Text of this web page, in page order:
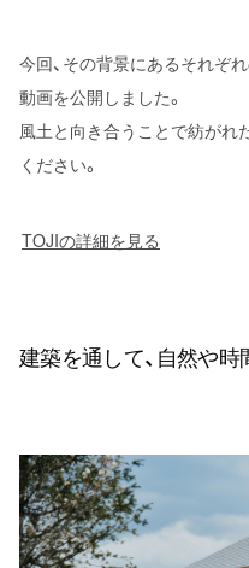
今回、その背景にあるそれぞ
動画を公開しました。
風土と向き合うことで紡がれ
ください。
TOJIの詳細を見る
建築を通して、自然や